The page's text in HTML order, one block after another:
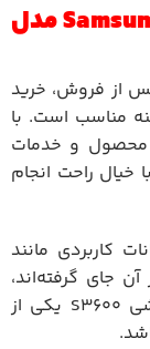
خرید گوشی موبایل سامسونگ Samsung مدل
از فروش، خرید
مناسب است. با
محصول و خدمات
خیال راحت انجام
کاربردی مانند
جای گرفته‌اند،
اشاره کرد. این امکانات باعث می‌شوند گوشی S3600 یکی از